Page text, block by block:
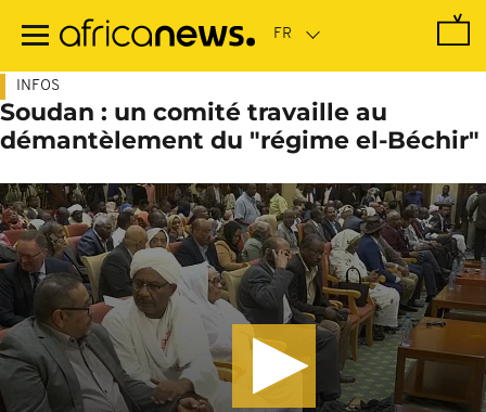
contenu
INFOS
Soudan : un comité travaille au
démantèlement du "régime el-Béchir"